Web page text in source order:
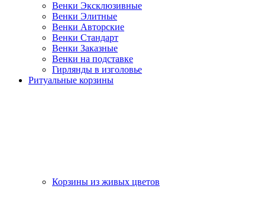
Венки Эксклюзивные
Венки Элитные
Венки Авторские
Венки Стандарт
Венки Заказные
Венки на подставке
Гирлянды в изголовье
Ритуальные корзины
Корзины из живых цветов